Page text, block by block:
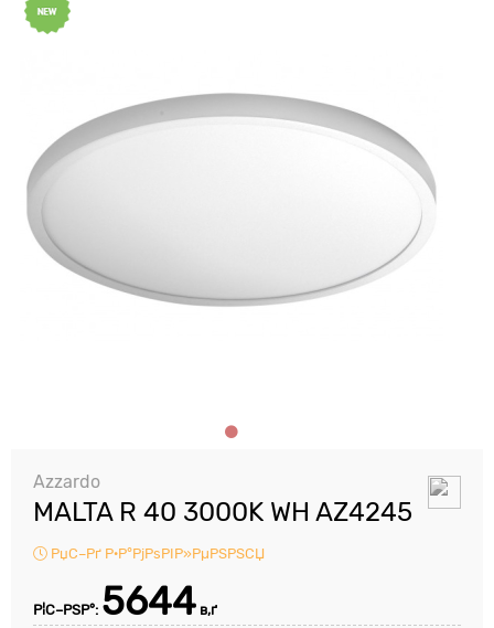
Azzardo
MALTA R 40 3000K WH AZ4245
РџС–Рґ Р·Р°РјРѕРІР»РµРЅРЅСЏ
Р¦С–РЅР°: 5644 в‚ґ